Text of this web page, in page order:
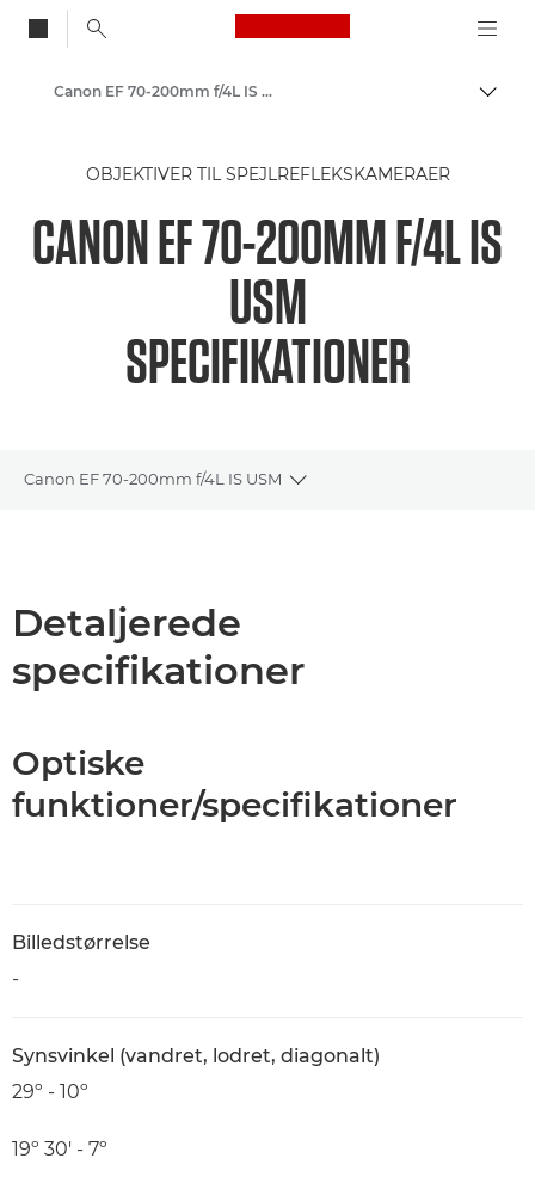
Canon Logo, back
Skift
Canon-kameraobjektiver
Canon EF 70-200mm f/4L IS USM - Lenses - Camera & Photo lenses
OBJEKTIVER TIL SPEJLREFLEKSKAMERAER
CANON EF 70-200MM F/4L IS
USM
SPECIFIKATIONER
Canon EF 70-200mm f/4L IS USM
Toggle breadcrumbs
Detaljerede
specifikationer
Optiske
funktioner/specifikationer
Billedstørrelse
-
Synsvinkel (vandret, lodret, diagonalt)
29º - 10º
19º 30' - 7º